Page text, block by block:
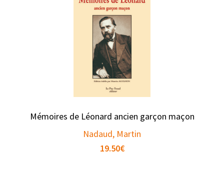
Mémoires de Léonard ancien garçon maçon
Nadaud, Martin
19.50€